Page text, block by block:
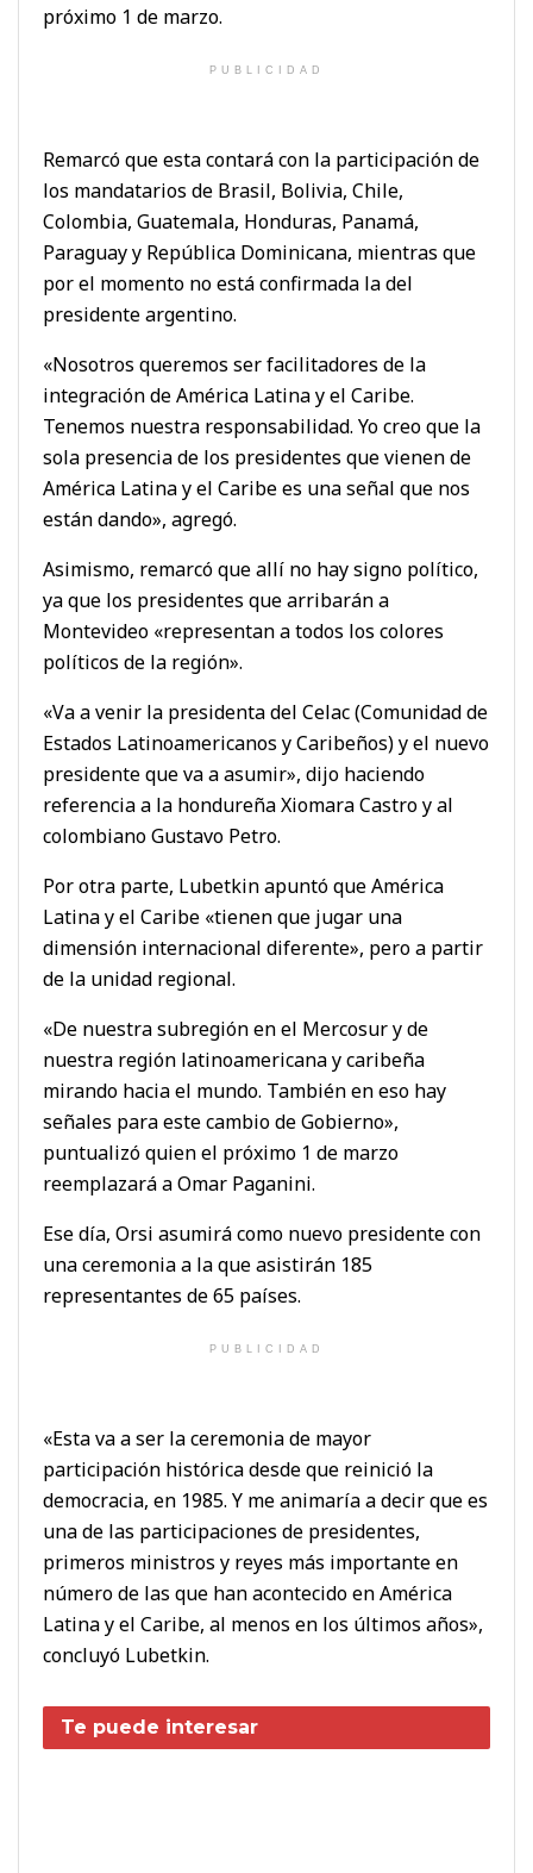
próximo 1 de marzo.
PUBLICIDAD
Remarcó que esta contará con la participación de
los mandatarios de Brasil, Bolivia, Chile,
Colombia, Guatemala, Honduras, Panamá,
Paraguay y República Dominicana, mientras que
por el momento no está confirmada la del
presidente argentino.
«Nosotros queremos ser facilitadores de la
integración de América Latina y el Caribe.
Tenemos nuestra responsabilidad. Yo creo que la
sola presencia de los presidentes que vienen de
América Latina y el Caribe es una señal que nos
están dando», agregó.
Asimismo, remarcó que allí no hay signo político,
ya que los presidentes que arribarán a
Montevideo «representan a todos los colores
políticos de la región».
«Va a venir la presidenta del Celac (Comunidad de
Estados Latinoamericanos y Caribeños) y el nuevo
presidente que va a asumir», dijo haciendo
referencia a la hondureña Xiomara Castro y al
colombiano Gustavo Petro.
Por otra parte, Lubetkin apuntó que América
Latina y el Caribe «tienen que jugar una
dimensión internacional diferente», pero a partir
de la unidad regional.
«De nuestra subregión en el Mercosur y de
nuestra región latinoamericana y caribeña
mirando hacia el mundo. También en eso hay
señales para este cambio de Gobierno»,
puntualizó quien el próximo 1 de marzo
reemplazará a Omar Paganini.
Ese día, Orsi asumirá como nuevo presidente con
una ceremonia a la que asistirán 185
representantes de 65 países.
PUBLICIDAD
«Esta va a ser la ceremonia de mayor
participación histórica desde que reinició la
democracia, en 1985. Y me animaría a decir que es
una de las participaciones de presidentes,
primeros ministros y reyes más importante en
número de las que han acontecido en América
Latina y el Caribe, al menos en los últimos años»,
concluyó Lubetkin.
Te puede interesar